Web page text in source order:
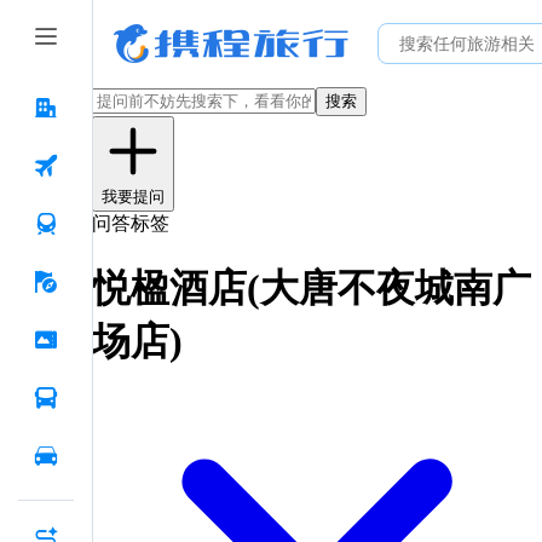
搜索
我要提问
问答标签
悦楹酒店(大唐不夜城南广
场店)